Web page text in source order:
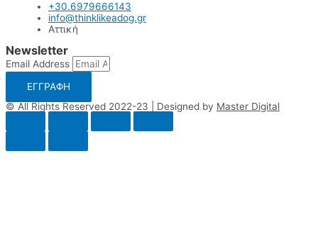
+30.6979666143
info@thinklikeadog.gr
Αττική
Newsletter
Email Address
ΕΓΓΡΑΦΗ
© All Rights Reserved 2022-23 | Designed by Master Digital